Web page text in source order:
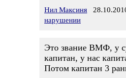
Нил Максиня
нарушении
Это звание ВМФ, у
капитан, у нас
Потом капитан 3